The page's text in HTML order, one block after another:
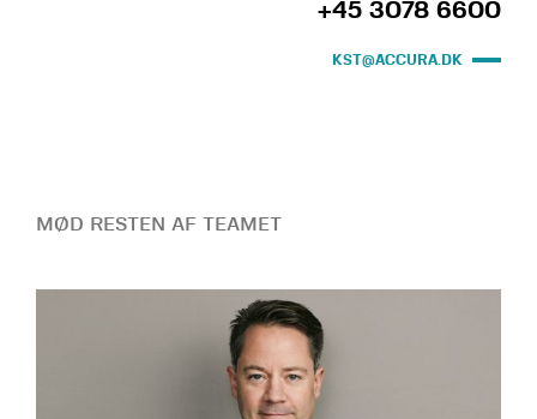
+45 3078 6600
KST@ACCURA.DK
MØD RESTEN AF TEAMET